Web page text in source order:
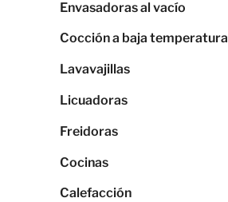
Envasadoras al vacío
Cocción a baja temperatura
Lavavajillas
Licuadoras
Freidoras
Cocinas
Calefacción